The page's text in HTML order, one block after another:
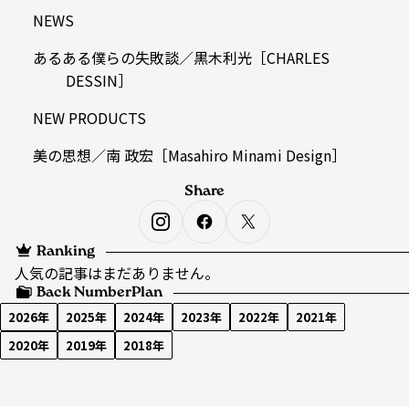
NEWS
あるある僕らの失敗談／黒木利光［CHARLES
DESSIN］
NEW PRODUCTS
美の思想／南 政宏［Masahiro Minami Design］
Ranking
人気の記事はまだありません。
Back NumberPlan
2026年 2025年 2024年 2023年 2022年
2021年
2020年
2019年 2018年
Share